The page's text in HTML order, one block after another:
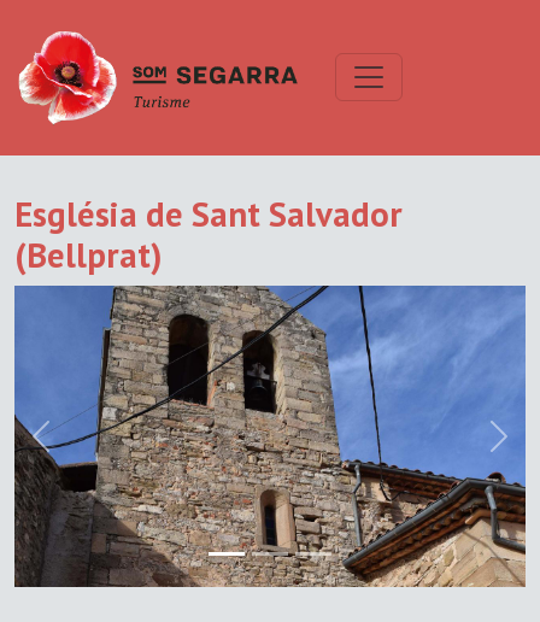
Església de Sant Salvador
(Bellprat)
Previous Next